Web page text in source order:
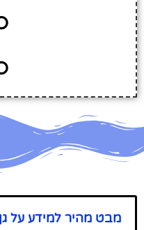
מבט מהיר למידע על גן